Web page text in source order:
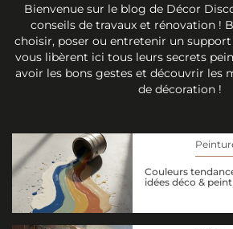
Bienvenue sur le blog de Décor
conseils de travaux et rénovation !
choisir, poser ou entretenir un
vous libèrent ici tous leurs secrets
avoir les bons gestes et découvrir les
de décoration !
Couleurs
idées déco &